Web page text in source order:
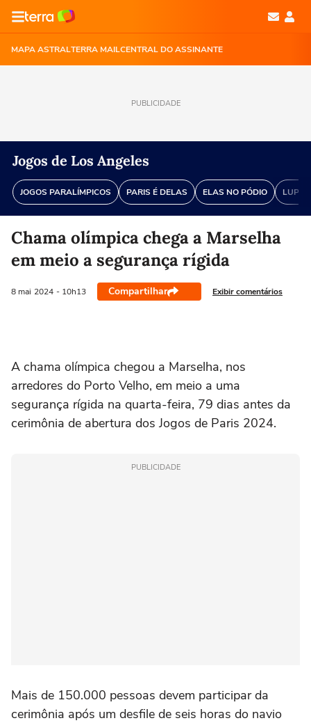
MAPA ASTRALTERRA MAILCENTRAL DO ASSINANTE
PUBLICIDADE
Jogos de Los Angeles
JOGOS PARALÍMPICOS PARIS É DELAS ELAS NO PÓDIO LUPA
Chama olímpica chega a Marselha
em meio a segurança rígida
8 mai 2024 - 10h13 Compartilhar Exibir comentários
A chama olímpica chegou a Marselha, nos
arredores do Porto Velho, em meio a uma
segurança rígida na quarta-feira, 79 dias antes da
cerimônia de abertura dos Jogos de Paris 2024.
PUBLICIDADE
Mais de 150.000 pessoas devem participar da
cerimônia após um desfile de seis horas do navio